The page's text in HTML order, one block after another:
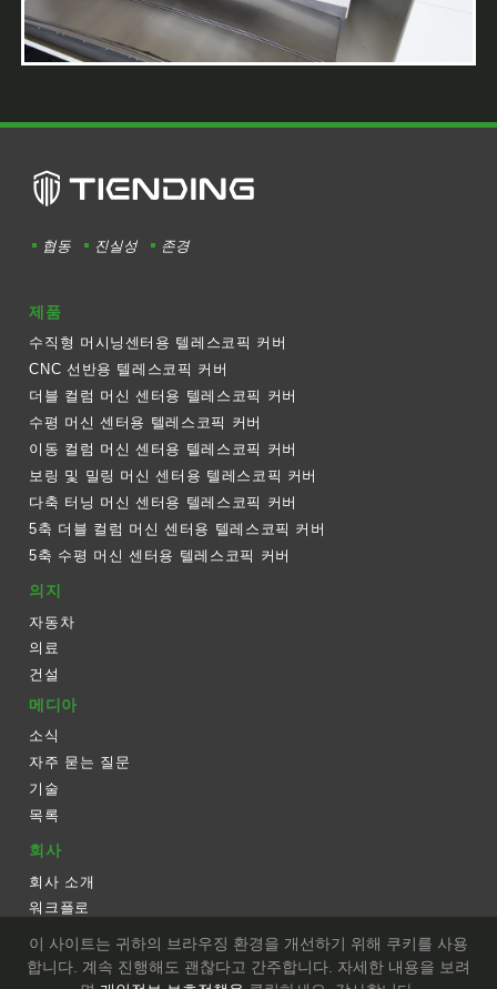
협동 진실성 존경
제품
수직형 머시닝센터용 텔레스코픽 커버
CNC 선반용 텔레스코픽 커버
더블 컬럼 머신 센터용 텔레스코픽 커버
수평 머신 센터용 텔레스코픽 커버
이동 컬럼 머신 센터용 텔레스코픽 커버
보링 및 밀링 머신 센터용 텔레스코픽 커버
다축 터닝 머신 센터용 텔레스코픽 커버
5축 더블 컬럼 머신 센터용 텔레스코픽 커버
5축 수평 머신 센터용 텔레스코픽 커버
의지
자동차
의료
건설
메디아
소식
자주 묻는 질문
기술
목록
회사
회사 소개
워크플로
장비
연락하다
이 사이트는 귀하의 브라우징 환경을 개선하기 위해 쿠키를 사용
합니다. 계속 진행해도 괜찮다고 간주합니다. 자세한 내용을 보려